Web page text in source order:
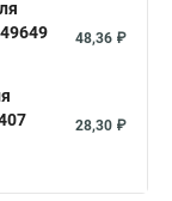
48,36 ₽
28,30 ₽